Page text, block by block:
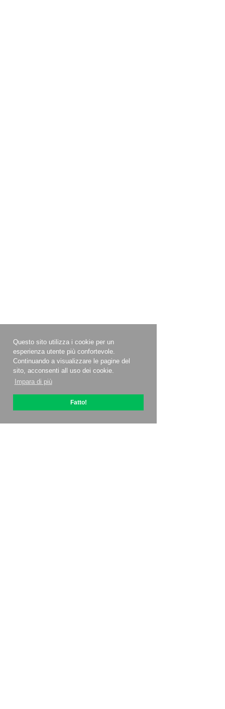
Questo sito utilizza i cookie per un
esperienza utente più confortevole.
Continuando a visualizzare le pagine del
sito, acconsenti all uso dei cookie.
Impara di più
Fatto!